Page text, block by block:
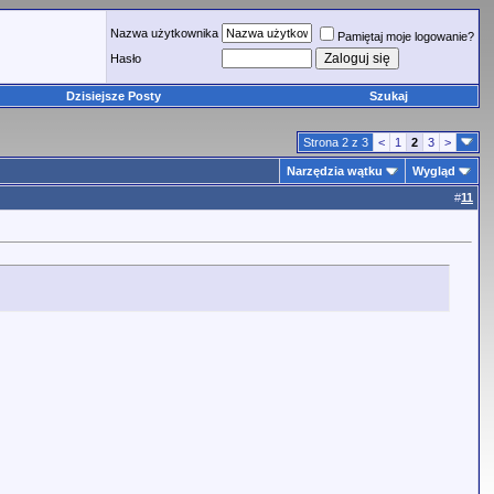
Nazwa użytkownika
Pamiętaj moje logowanie?
Hasło
Dzisiejsze Posty Szukaj
Strona 2 z 3 < 1 2 3 >
Narzędzia wątku
Wygląd
#11